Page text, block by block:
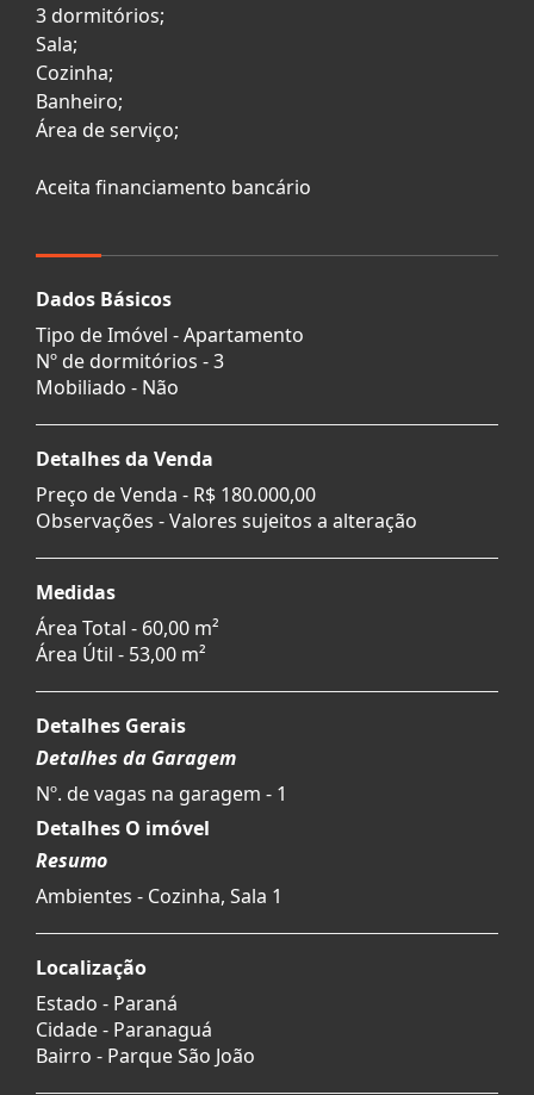
3 dormitórios;
Sala;
Cozinha;
Banheiro;
Área de serviço;
Aceita financiamento bancário
Dados Básicos
Tipo de Imóvel - Apartamento
Nº de dormitórios - 3
Mobiliado - Não
Detalhes da Venda
Preço de Venda - R$ 180.000,00
Observações - Valores sujeitos a alteração
Medidas
Área Total - 60,00 m²
Área Útil - 53,00 m²
Detalhes Gerais
Detalhes da Garagem
Nº. de vagas na garagem - 1
Detalhes O imóvel
Resumo
Ambientes - Cozinha, Sala 1
Localização
Estado - Paraná
Cidade - Paranaguá
Bairro - Parque São João